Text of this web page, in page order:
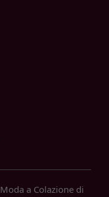
Moda a Colazione di